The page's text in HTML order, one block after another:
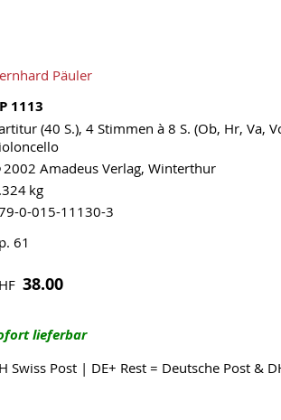
Päuler
1113
(40 S.), 4 Stimmen à 8 S. (Ob, Hr, Va,
Amadeus Verlag, Winterthur
kg
0-015-11130-3
61
38.00
lieferbar
Swiss Post | DE+ Rest = Deutsche Post &